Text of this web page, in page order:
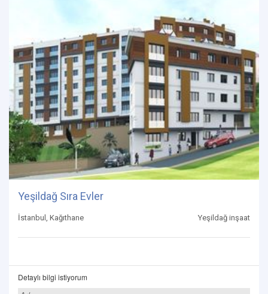
Yeşildağ Sıra Evler
İstanbul, Kağıthane Yeşildağ inşaat
Detaylı bilgi istiyorum